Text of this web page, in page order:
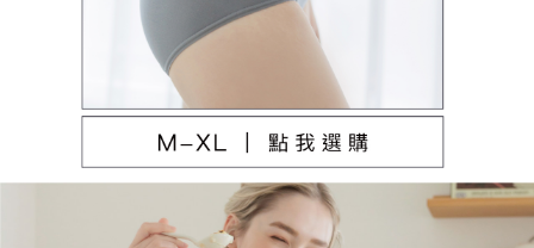
每筆NT$100，滿NT$890(含以上)免運費
國家/地區配送